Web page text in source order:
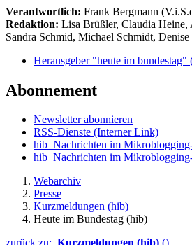
Verantwortlich: Frank Bergmann
Redaktion: Lisa Brüßler, Claudia
Sandra Schmid, Michael Schmidt,
Herausgeber "heute im bundestag"
Abonnement
Newsletter abonnieren
RSS-Dienste (Interner Link)
hib_Nachrichten im
hib_Nachrichten im
Webarchiv
Presse
Kurzmeldungen (hib)
Heute im Bundestag (hib)